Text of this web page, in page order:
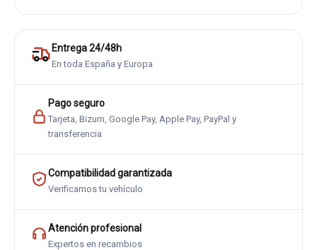
Entrega 24/48h
En toda España y Europa
Pago seguro
Tarjeta, Bizum, Google Pay, Apple Pay, PayPal y
transferencia
Compatibilidad garantizada
Verificamos tu vehículo
Atención profesional
Expertos en recambios